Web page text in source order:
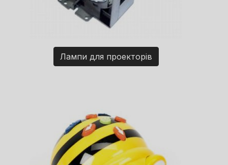
Лампи для проекторів